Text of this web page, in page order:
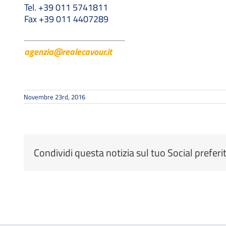
Tel. +39 011 5741811
Fax +39 011 4407289
agenzia@realecavour.it
Novembre 23rd, 2016
Condividi questa notizia sul tuo Social